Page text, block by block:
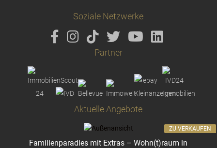
Soziale Netzwerke
Partner
Aktuelle Angebote
Familienparadies mit Extras – Wohn(t)raum in
ZU VERKAUFEN